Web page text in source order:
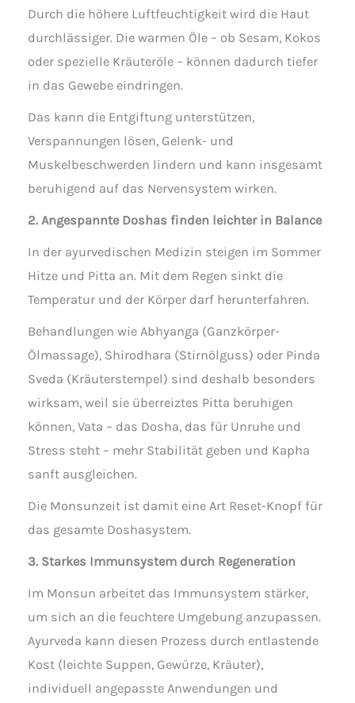
Durch die höhere Luftfeuchtigkeit wird die Haut
durchlässiger. Die warmen Öle – ob Sesam, Kokos
oder spezielle Kräuteröle – können dadurch tiefer
in das Gewebe eindringen.
Das kann die Entgiftung unterstützen,
Verspannungen lösen, Gelenk- und
Muskelbeschwerden lindern und kann insgesamt
beruhigend auf das Nervensystem wirken.
2. Angespannte Doshas finden leichter in Balance
In der ayurvedischen Medizin steigen im Sommer
Hitze und Pitta an. Mit dem Regen sinkt die
Temperatur und der Körper darf herunterfahren.
Behandlungen wie Abhyanga (Ganzkörper-
Ölmassage), Shirodhara (Stirnölguss) oder Pinda
Sveda (Kräuterstempel) sind deshalb besonders
wirksam, weil sie überreiztes Pitta beruhigen
können, Vata – das Dosha, das für Unruhe und
Stress steht – mehr Stabilität geben und Kapha
sanft ausgleichen.
Die Monsunzeit ist damit eine Art Reset-Knopf für
das gesamte Doshasystem.
3. Starkes Immunsystem durch Regeneration
Im Monsun arbeitet das Immunsystem stärker,
um sich an die feuchtere Umgebung anzupassen.
Ayurveda kann diesen Prozess durch entlastende
Kost (leichte Suppen, Gewürze, Kräuter),
individuell angepasste Anwendungen und